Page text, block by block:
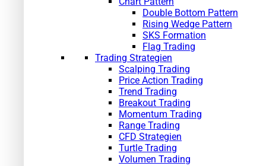
Double Bottom Pattern
Rising Wedge Pattern
SKS Formation
Flag Trading
Trading Strategien
Scalping Trading
Price Action Trading
Trend Trading
Breakout Trading
Momentum Trading
Range Trading
CFD Strategien
Turtle Trading
Volumen Trading